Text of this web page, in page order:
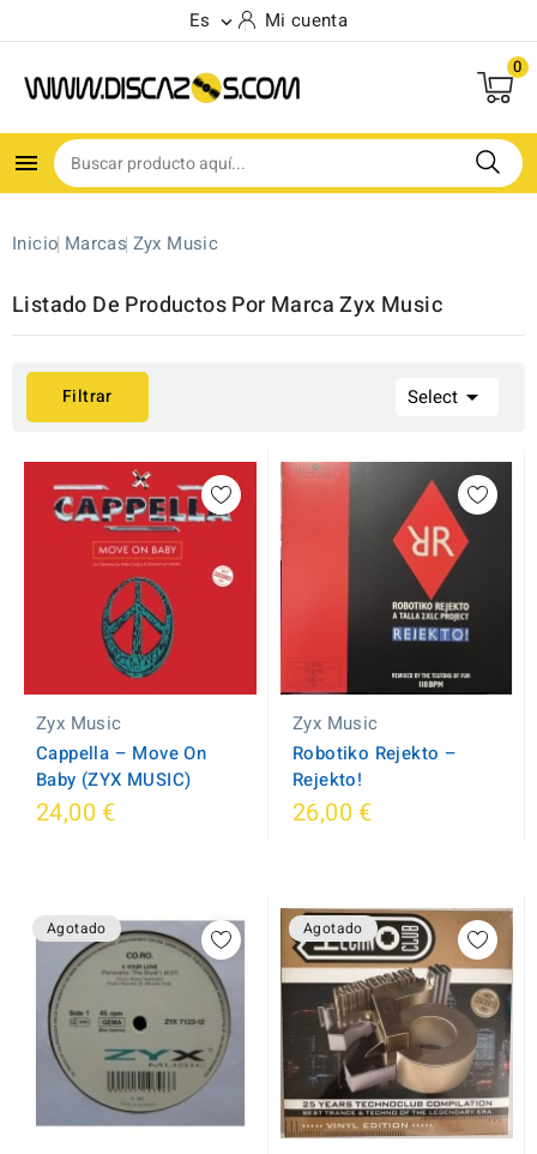
Es  Mi cuenta
0

Inicio Marcas Zyx Music
Listado De Productos Por Marca Zyx Music
Filtrar
(6)
Select 
Zyx Music
Cappella – Move On
Baby (ZYX MUSIC)
24,00 €
Zyx Music
Robotiko Rejekto ‎–
Rejekto!
26,00 €
Agotado Agotado